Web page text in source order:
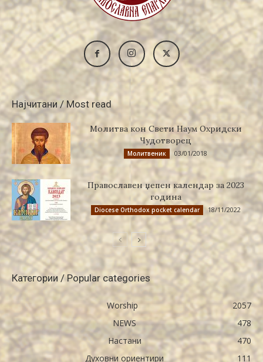
Најчитани / Most read
Молитва кон Свети Наум Охридски
Чудотворец
Молитвеник 03/01/2018
Православен џепен календар за 2023
година
Diocese Orthodox pocket calendar 18/11/2022
Категории / Popular categories
Worship
2057
NEWS
478
Настани
470
Духовни ориентири
111